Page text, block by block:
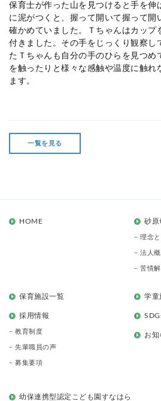
保育士が作った山を見つけると手を伸
に泥がつくと、握って開いて握って開
確かめていました。Ｔちゃんはカップ
付きました。その手をじっくり観察し
たＴちゃんも自分の手のひらを見つめ
を触ったりと様々な感触や温度に触れ
ます。
一覧を見る
HOME 砂原
理念
法人
苦情
保育施設一覧 学童
採用情報
教育制度
先輩職員の声
募集要項
お知
幼保連携型認定こども園すなはら